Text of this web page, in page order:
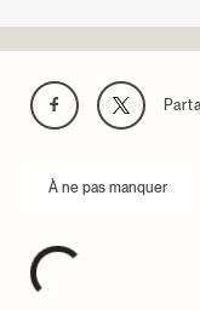
À ne pas manquer